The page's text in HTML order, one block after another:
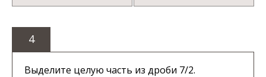
4
Выделите целую часть из дроби 7/2.